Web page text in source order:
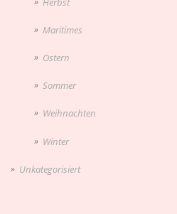
Maritimes
Ostern
Sommer
Weihnachten
Winter
Unkategorisiert